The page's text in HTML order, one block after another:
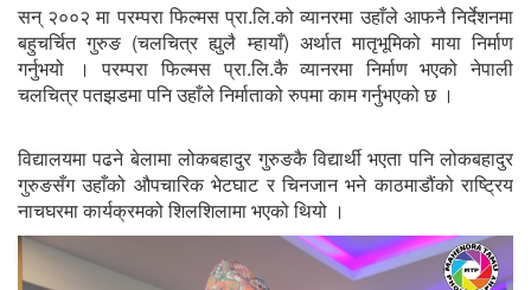
सन् २००२ मा परम्परा फिल्मस प्रा.लि.को व्यानरमा उहाँले आफनै निर्देशनमा
बहुचर्चित गुरुङ (चलचित्र ह्युलै म्हायाँ) अर्थात मातृभूमिको माया निर्माण
गर्नुभयो । परम्परा फिल्मस प्रा.लि.कै व्यानरमा निर्माण भएको नेपाली
चलचित्र पतझडमा पनि उहाँले निर्माताको रुपमा काम गर्नुभएको छ ।
विद्यालयमा पढने बेलामा लोकबहादुर गुरुङकै विद्यार्थी भएता पनि लोकबहादुर
गुरुङसँग उहाँको औपचारिक भेटघाट र चिनजान भने काठमाडौंको राष्ट्रिय
नाचघरमा कार्यक्रमको शिलशिलामा भएको थियो ।